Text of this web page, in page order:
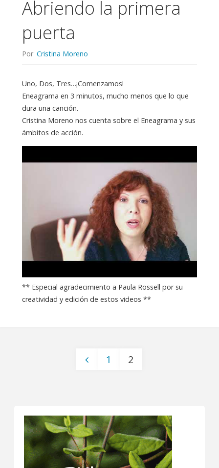
Abriendo la primera
puerta
Por Cristina Moreno
Uno, Dos, Tres…¡Comenzamos!
Eneagrama en 3 minutos, mucho menos que lo que
dura una canción.
Cristina Moreno nos cuenta sobre el Eneagrama y sus
ámbitos de acción.
** Especial agradecimiento a Paula Rossell por su
creatividad y edición de estos videos **
de
entradas
1 2